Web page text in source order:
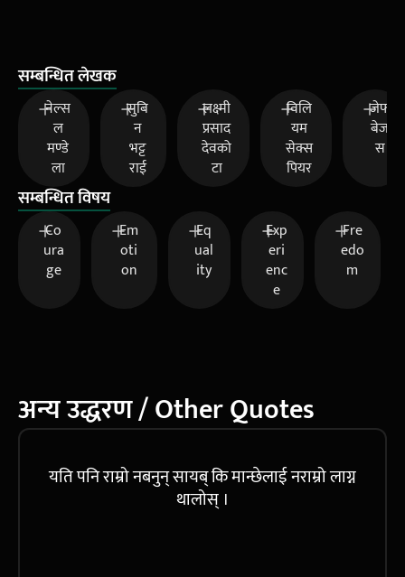
सम्बन्धित लेखक
नेल्स
ल
मण्डे
ला
सुबि
न
भट्ट
राई
लक्ष्मी
प्रसाद
देवको
टा
विलि
यम
सेक्स
पियर
जेफ
बेज
स
सम्बन्धित विषय
Co
ura
ge
Em
oti
on
Eq
ual
ity
Exp
eri
enc
e
Fre
edo
m
अन्य उद्धरण / Other Quotes
यति पनि राम्रो नबनुन् सायब् कि मान्छेलाई नराम्रो लाग्न
थालोस् ।